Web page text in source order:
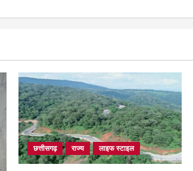
छत्तीसगढ़ राज्य लाइफ स्टाइल